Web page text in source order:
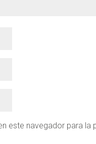
este navegador para la